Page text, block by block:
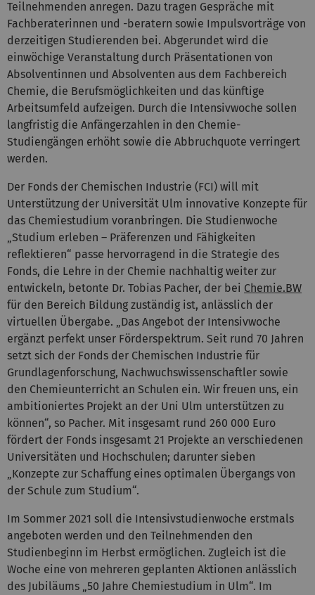
Teilnehmenden anregen. Dazu tragen Gespräche mit
Fachberaterinnen und -beratern sowie Impulsvorträge von
derzeitigen Studierenden bei. Abgerundet wird die
einwöchige Veranstaltung durch Präsentationen von
Absolventinnen und Absolventen aus dem Fachbereich
Chemie, die Berufsmöglichkeiten und das künftige
Arbeitsumfeld aufzeigen. Durch die Intensivwoche sollen
langfristig die Anfängerzahlen in den Chemie-
Studiengängen erhöht sowie die Abbruchquote verringert
werden.
Der Fonds der Chemischen Industrie (FCI) will mit
Unterstützung der Universität Ulm innovative Konzepte für
das Chemiestudium voranbringen. Die Studienwoche
„Studium erleben – Präferenzen und Fähigkeiten
reflektieren“ passe hervorragend in die Strategie des
Fonds, die Lehre in der Chemie nachhaltig weiter zur
entwickeln, betonte Dr. Tobias Pacher, der bei Chemie.BW
für den Bereich Bildung zuständig ist, anlässlich der
virtuellen Übergabe. „Das Angebot der Intensivwoche
ergänzt perfekt unser Förderspektrum. Seit rund 70 Jahren
setzt sich der Fonds der Chemischen Industrie für
Grundlagenforschung, Nachwuchswissenschaftler sowie
den Chemieunterricht an Schulen ein. Wir freuen uns, ein
ambitioniertes Projekt an der Uni Ulm unterstützen zu
können“, so Pacher. Mit insgesamt rund 260 000 Euro
fördert der Fonds insgesamt 21 Projekte an verschiedenen
Universitäten und Hochschulen; darunter sieben
„Konzepte zur Schaffung eines optimalen Übergangs von
der Schule zum Studium“.
Im Sommer 2021 soll die Intensivstudienwoche erstmals
angeboten werden und den Teilnehmenden den
Studienbeginn im Herbst ermöglichen. Zugleich ist die
Woche eine von mehreren geplanten Aktionen anlässlich
des Jubiläums „50 Jahre Chemiestudium in Ulm“. Im